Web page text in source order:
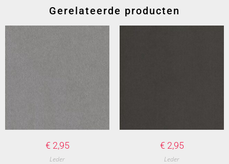
Gerelateerde producten
€ 2,95
Leder
€ 2,95
Leder